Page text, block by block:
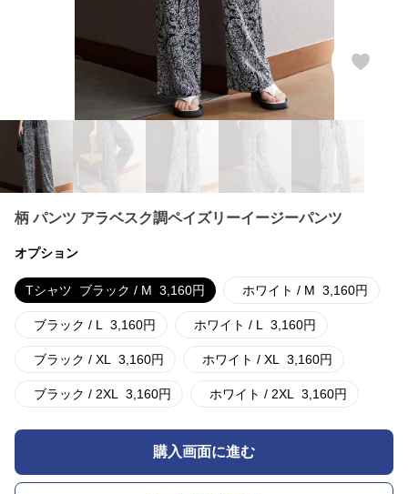
柄 パンツ アラベスク調ペイズリーイージーパンツ
オプション
Tシャツ ブラック / M 3,160円 ホワイト / M 3,160円
ブラック / L 3,160円 ホワイト / L 3,160円
ブラック / XL 3,160円 ホワイト / XL 3,160円
ブラック / 2XL 3,160円 ホワイト / 2XL 3,160円
購入画面に進む